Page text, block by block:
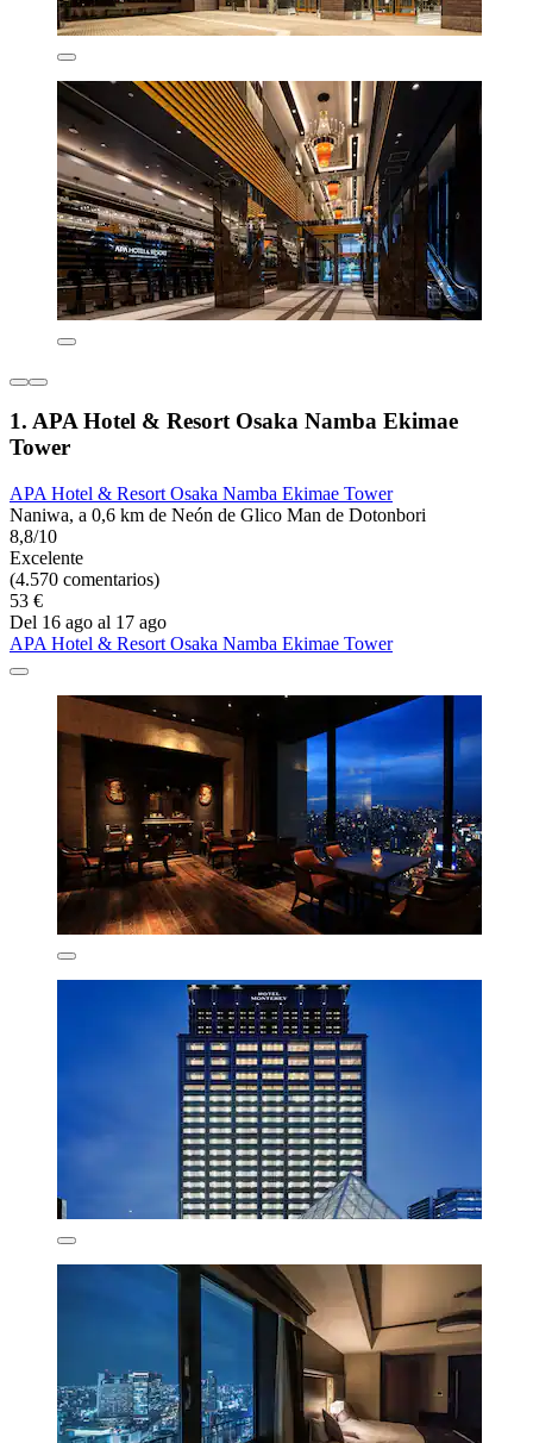
1. APA Hotel & Resort Osaka Namba Ekimae
Tower
APA Hotel & Resort Osaka Namba Ekimae Tower
Naniwa, a 0,6 km de Neón de Glico Man de Dotonbori
8,8/10
Excelente
(4.570 comentarios)
53 €
Del 16 ago al 17 ago
APA Hotel & Resort Osaka Namba Ekimae Tower